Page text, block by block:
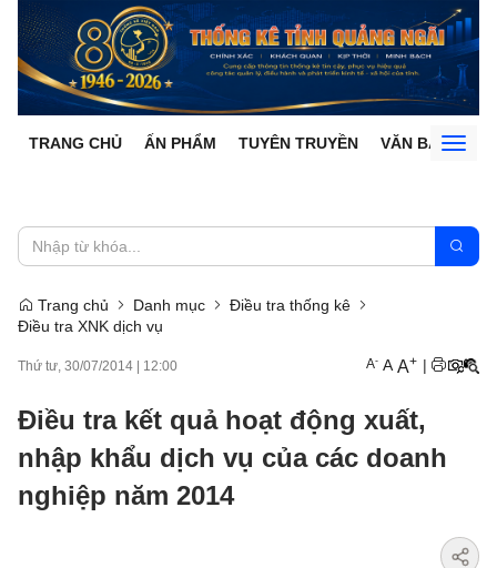
TRANG CHỦ ẤN PHẨM TUYÊN TRUYỀN VĂN BẢN
Trang chủ Danh mục
Điều tra thống kê
Điều tra XNK dịch vụ
Thứ tư, 30/07/2014 12:00 A- A A+ |
Điều tra kết quả hoạt động xuất,
nhập khẩu dịch vụ của các doanh
nghiệp năm 2014